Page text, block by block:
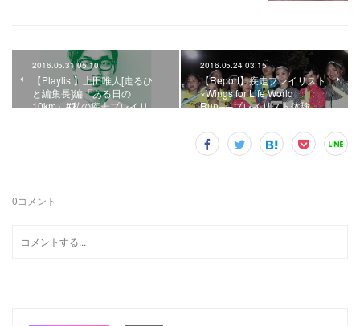
2016.05.31 05:10
【Playlist】上田唯人[走るひ
と編集長]編「ある日の
10km」#私の疾走プレイリ…
2016.05.24 03:15
【Report】疾走プレイリスト
×Wings for Life World
Run──プレイリスト体験…
0コメント